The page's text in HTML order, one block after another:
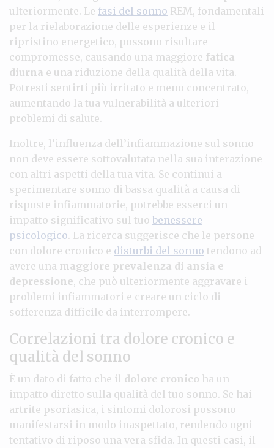
ulteriormente. Le fasi del sonno REM, fondamentali
per la rielaborazione delle esperienze e il
ripristino energetico, possono risultare
compromesse, causando una maggiore fatica
diurna e una riduzione della qualità della vita.
Potresti sentirti più irritato e meno concentrato,
aumentando la tua vulnerabilità a ulteriori
problemi di salute.
Inoltre, l’influenza dell’infiammazione sul sonno
non deve essere sottovalutata nella sua interazione
con altri aspetti della tua vita. Se continui a
sperimentare sonno di bassa qualità a causa di
risposte infiammatorie, potrebbe esserci un
impatto significativo sul tuo benessere
psicologico. La ricerca suggerisce che le persone
con dolore cronico e disturbi del sonno tendono ad
avere una maggiore prevalenza di ansia e
depressione, che può ulteriormente aggravare i
problemi infiammatori e creare un ciclo di
sofferenza difficile da interrompere.
Correlazioni tra dolore cronico e
qualità del sonno
È un dato di fatto che il dolore cronico ha un
impatto diretto sulla qualità del tuo sonno. Se hai
artrite psoriasica, i sintomi dolorosi possono
manifestarsi in modo inaspettato, rendendo ogni
tentativo di riposo una vera sfida. In questi casi, il